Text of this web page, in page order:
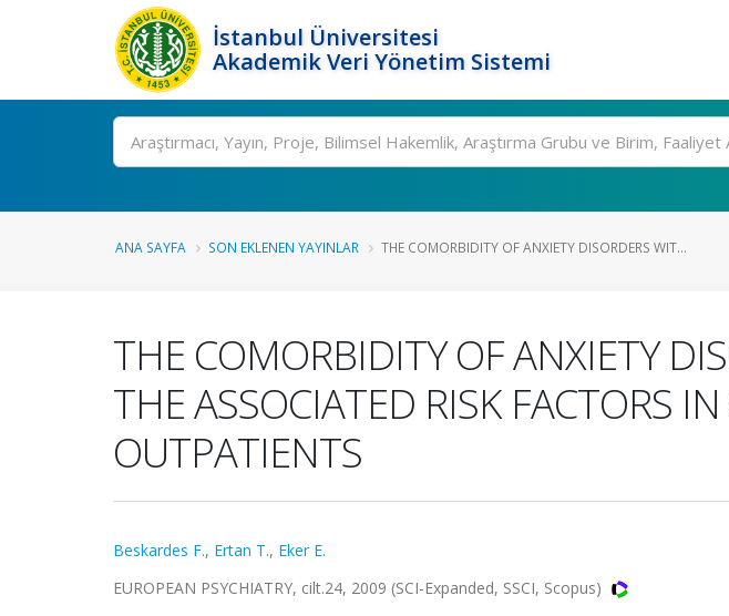
İstanbul Üniversitesi
Akademik Veri Yönetim Sistemi
Ara
ANA SAYFA SON EKLENEN YAYINLAR THE COMORBIDITY OF ANXIETY DISORDERS WIT...
THE COMORBIDITY OF ANXIETY
THE ASSOCIATED RISK FACTORS
OUTPATIENTS
Beskardes F., Ertan T., Eker E.
EUROPEAN PSYCHIATRY, cilt.24, 2009 (SCI-Expanded, SSCI, Scopus)